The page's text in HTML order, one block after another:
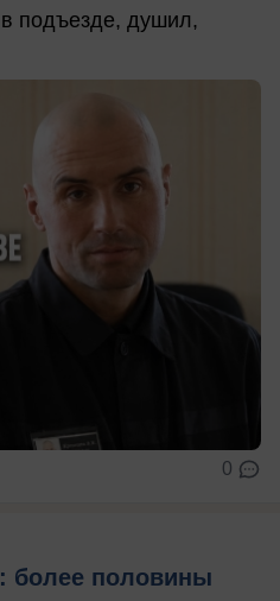
подъезде, душил,
0
более половины